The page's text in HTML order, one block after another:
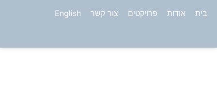
בית אודות פרויקטים צור קשר English